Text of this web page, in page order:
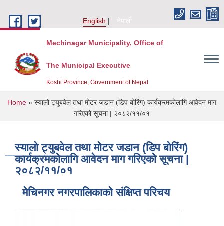
English
नेपाली
Mechinagar Municipality, Office of
The Municipal Executive
Koshi Province, Government of Nepal
You are here
Home » स्यालो ट्युबवेल तथा मोटर जडान (डिप बोरिंग) कार्यक्रमकोलागि आवेदन माग
गरिएको सूचना | २०८२/११/०१
स्यालो ट्युबवेल तथा मोटर जडान (डिप बोरिंग)
कार्यक्रमकोलागि आवेदन माग गरिएको सूचना |
२०८२/११/०१
मेचिनगर नगरपालिकाको संक्षिप्‍त परिचय